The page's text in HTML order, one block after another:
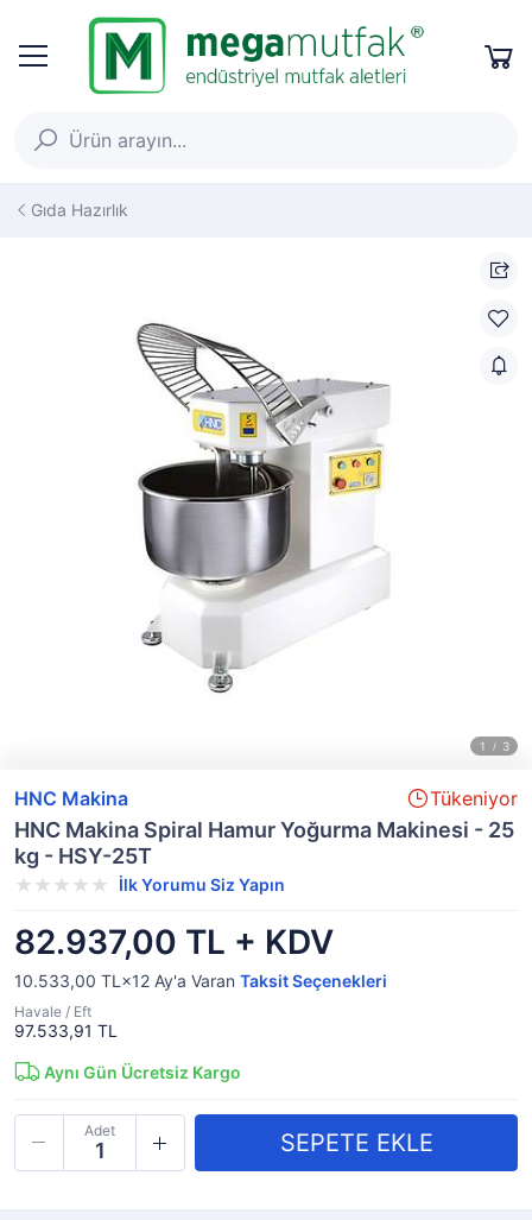
Gıda Hazırlık
HNC Makina Tükeniyor
HNC Makina Spiral Hamur Yoğurma Makinesi - 25
kg - HSY-25T
İlk Yorumu Siz Yapın
82.937,00 TL + KDV
10.533,00 TL×12 Ay'a Varan Taksit Seçenekleri
Havale / Eft
97.533,91 TL
Aynı Gün Ücretsiz Kargo
Adet